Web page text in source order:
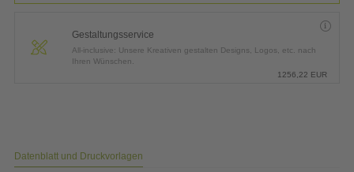
Gestaltungsservice
All-inclusive: Unsere Kreativen gestalten Designs, Logos, etc. nach
Ihren Wünschen.
1256,22 EUR
Datenblatt und Druckvorlagen